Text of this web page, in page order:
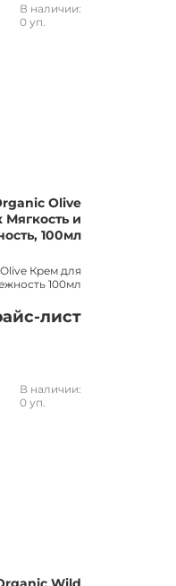
В наличии:
0 уп.
Olive
и
100мл
Крем для
100мл
лист
В наличии:
0 уп.